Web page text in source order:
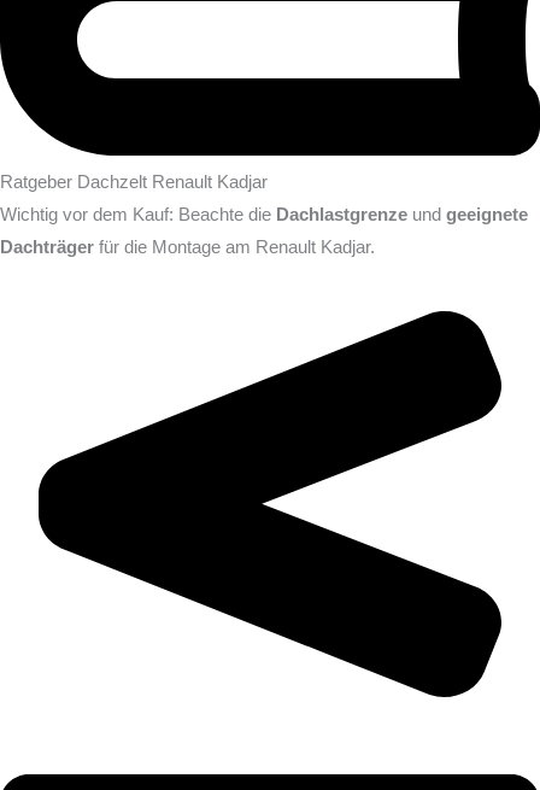
Ratgeber Dachzelt Renault Kadjar
Wichtig vor dem Kauf: Beachte die Dachlastgrenze und geeignete
Dachträger für die Montage am Renault Kadjar.